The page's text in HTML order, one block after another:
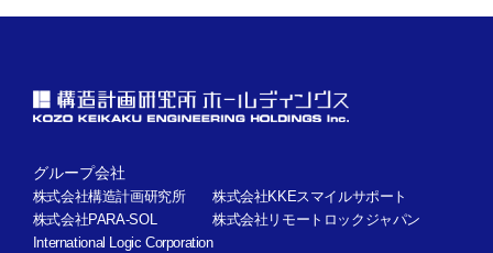
グループ会社
株式会社構造計画研究所
株式会社KKEスマイルサポート
株式会社PARA-SOL
株式会社リモートロックジャパン
International Logic Corporation